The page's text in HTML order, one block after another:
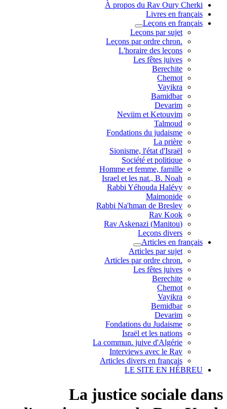
À propos du Rav Oury Cherki
Livres en français
Leçons en français
Leçons par sujet
.Leçons par ordre chron
L'horaire des leçons
Les fêtes juives
Berechite
Chemot
Vayikra
Bamidbar
Devarim
Neviim et Ketouvim
Talmoud
Fondations du judaisme
La prière
Sionisme, l'état d'Israël
Société et politique
Homme et femme, famille
Israel et les nat., B. Noah
Rabbi Yéhouda Halévy
Maimonide
Rabbi Na'hman de Breslev
Rav Kook
(Rav Askenazi (Manitou
Leçons divers
Articles en français
Articles par sujet
.Articles par ordre chron
Les fêtes juives
Berechite
Chemot
Vayikra
Bemidbar
Devarim
Fondations du Judaisme
Israël et les nations
La commun. juive d'Algérie
Interviews avec le Rav
Articles divers en français
LE SITE EN HÉBREU
La justice sociale dans